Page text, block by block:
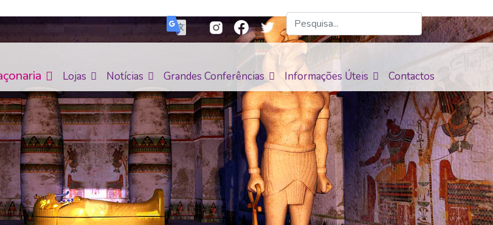
Lojas Notícias Grandes Conferências Informações Úteis Contactos